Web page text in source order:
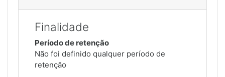
Finalidade
Período de retenção
Não foi definido qualquer período de
retenção